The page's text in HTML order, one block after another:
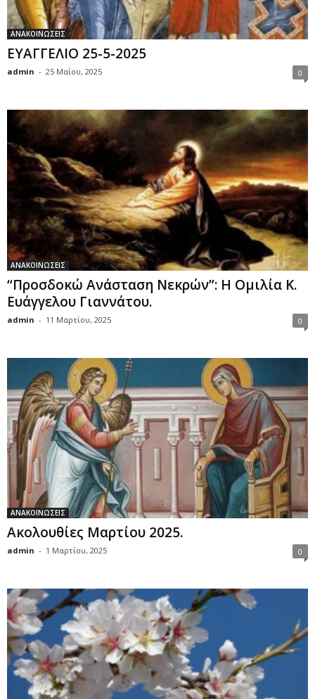
ΑΝΑΚΟΙΝΩΣΕΙΣ
ΕΥΑΓΓΕΛΙΟ 25-5-2025
admin - 25 Μαΐου, 2025 0
ΑΝΑΚΟΙΝΩΣΕΙΣ
“Προσδοκώ Ανάσταση Νεκρών”: Η Ομιλία Κ.
Ευάγγελου Γιαννάτου.
admin - 11 Μαρτίου, 2025 0
ΑΝΑΚΟΙΝΩΣΕΙΣ
Ακολουθίες Μαρτίου 2025.
admin - 1 Μαρτίου, 2025 0